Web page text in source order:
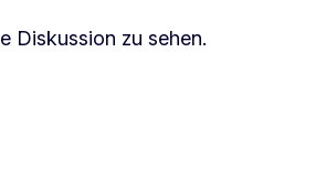
Diskussion zu sehen.